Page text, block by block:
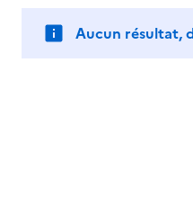
Aucun résultat,